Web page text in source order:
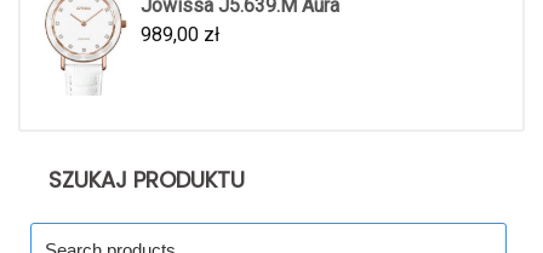
Jowissa J5.639.M Aura
989,00 zł
SZUKAJ PRODUKTU